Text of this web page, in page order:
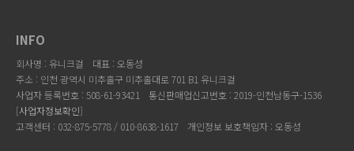
INFO
회사명 : 유니크걸
대표 : 오동성
주소 : 인천 광역시 미추홀구 미추홀대로 701 B1 유니크걸
사업자 등록번호 : 508-61-93421
통신판매업신고번호 : 2019-인천남동구-1536
[사업자정보확인]
고객센터 : 032-875-5778 / 010-8638-1617
개인정보 보호책임자 : 오동성